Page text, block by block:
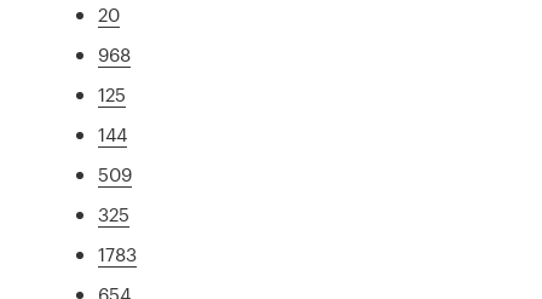
20
968
125
144
509
325
1783
654